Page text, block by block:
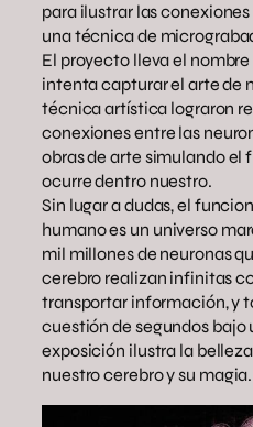
para ilustrar las
una técnica de
El proyecto lleva el
intenta capturar el arte de
técnica artística lograron
conexiones entre las
obras de arte simulando el
ocurre dentro nuestro.
Sin lugar a dudas, el
humano es un universo
mil millones de neuronas
cerebro realizan infinitas
transportar información, y
cuestión de segundos
exposición ilustra la
nuestro cerebro y su magia.